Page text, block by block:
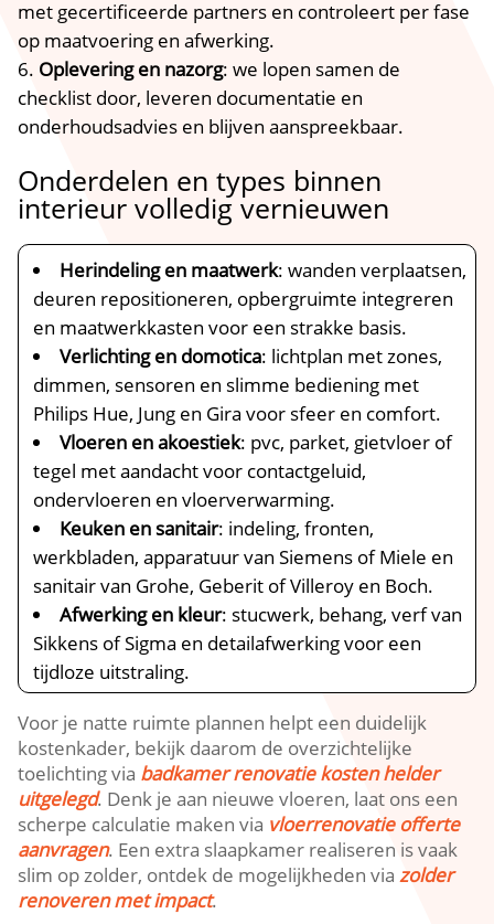
met gecertificeerde partners en controleert per fase
op maatvoering en afwerking.​
Oplevering en nazorg: we lopen samen de
checklist door, leveren documentatie en
onderhoudsadvies en blijven aanspreekbaar.​
Onderdelen en types binnen
interieur volledig vernieuwen
Herindeling en maatwerk: wanden verplaatsen,
deuren repositioneren, opbergruimte integreren
en maatwerkkasten voor een strakke basis.​
Verlichting en domotica: lichtplan met zones,
dimmen, sensoren en slimme bediening met
Philips Hue, Jung en Gira voor sfeer en comfort.​
Vloeren en akoestiek: pvc, parket, gietvloer of
tegel met aandacht voor contactgeluid,
ondervloeren en vloerverwarming.​
Keuken en sanitair: indeling, fronten,
werkbladen, apparatuur van Siemens of Miele en
sanitair van Grohe, Geberit of Villeroy en Boch.​
Afwerking en kleur: stucwerk, behang, verf van
Sikkens of Sigma en detailafwerking voor een
tijdloze uitstraling.​
Voor je natte ruimte plannen helpt een duidelijk
kostenkader, bekijk daarom de overzichtelijke
toelichting via badkamer renovatie kosten helder
uitgelegd.​ Denk je aan nieuwe vloeren, laat ons een
scherpe calculatie maken via vloerrenovatie offerte
aanvragen.​ Een extra slaapkamer realiseren is vaak
slim op zolder, ontdek de mogelijkheden viazolder
renoveren met impact.​